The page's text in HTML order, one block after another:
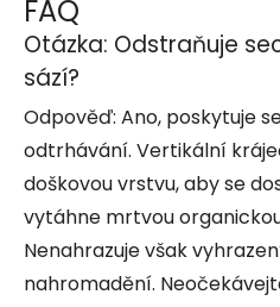
FAQ
Otázka: Odstraňuje
sází?
Odpověď: Ano, poskytuje
odtrhávání. Vertikální
doškovou vrstvu, aby se
vytáhne mrtvou
Nenahrazuje však
nahromadění.